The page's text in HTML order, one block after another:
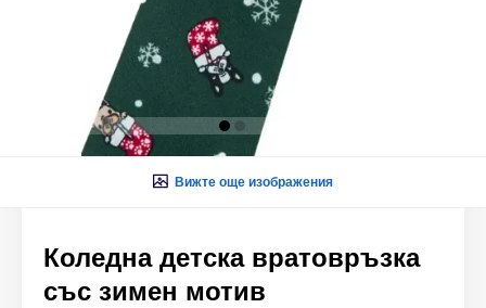
Вижте още изображения
Коледна детска вратовръзка
със зимен мотив